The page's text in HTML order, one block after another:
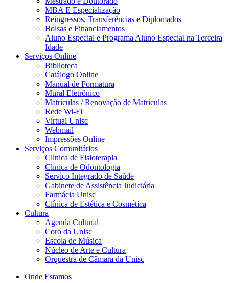
MBA E Especialização
Reingressos, Transferências e Diplomados
Bolsas e Financiamentos
Aluno Especial e Programa Aluno Especial na Terceira
Idade
Serviços Online
Biblioteca
Catálogo Online
Manual de Formatura
Mural Eletrônico
Matriculas / Renovação de Matriculas
Rede Wi-Fi
Virtual Unisc
Webmail
Impressões Online
Serviços Comunitários
Clinica de Fisioterapia
Clinica de Odontologia
Serviço Integrado de Saúde
Gabinete de Assistência Judiciária
Farmácia Unisc
Clínica de Estética e Cosmética
Cultura
Agenda Cultural
Coro da Unisc
Escola de Música
Núcleo de Arte e Cultura
Orquestra de Câmara da Unisc
Onde Estamos